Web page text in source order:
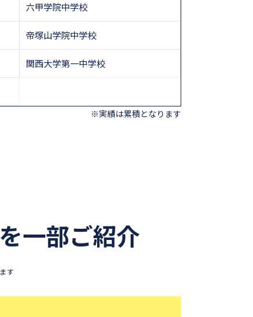
六甲学院中学校
帝塚山学院中学校
関西大学第一中学校
※実績は累積となります
一部ご紹介
す